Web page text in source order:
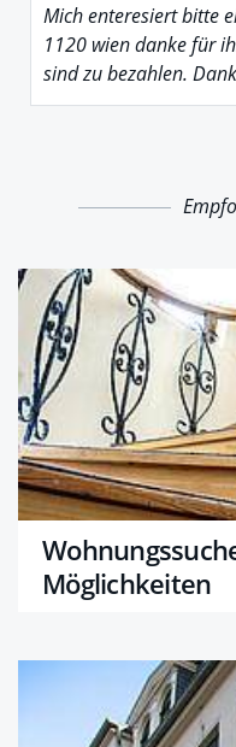
Mich enteresiert bitte
1120 wien danke für
sind zu bezahlen.
Möglichkeiten